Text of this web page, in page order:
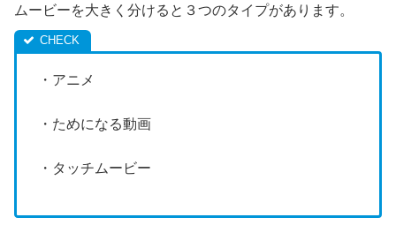
ムービーを大きく分けると３つのタイプがあります。
・アニメ
・ためになる動画
・タッチムービー